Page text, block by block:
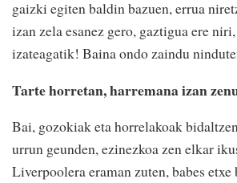
gaizki egiten baldin bazuen, errua
izan zela esanez gero, gaztigua ere
izateagatik! Baina ondo zaindu
Tarte horretan, harremana izan
Bai, gozokiak eta horrelakoak
urrun geunden, ezinezkoa zen elkar
Liverpoolera eraman zuten, babes